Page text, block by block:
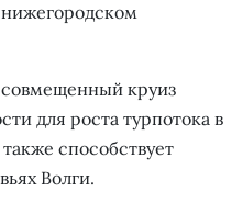
нижегородском
совмещенный круиз
для роста турпотока в
способствует
Волги.